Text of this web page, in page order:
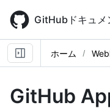
main
content
GitHubドキュメ
ホーム
GitHub